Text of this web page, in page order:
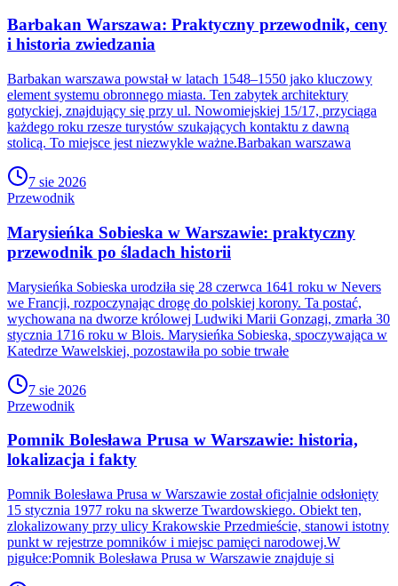
Barbakan Warszawa: Praktyczny przewodnik, ceny
i historia zwiedzania
Barbakan warszawa powstał w latach 1548–1550 jako kluczowy
element systemu obronnego miasta. Ten zabytek architektury
gotyckiej, znajdujący się przy ul. Nowomiejskiej 15/17, przyciąga
każdego roku rzesze turystów szukających kontaktu z dawną
stolicą. To miejsce jest niezwykle ważne.Barbakan warszawa
7 sie 2026
Przewodnik
Marysieńka Sobieska w Warszawie: praktyczny
przewodnik po śladach historii
Marysieńka Sobieska urodziła się 28 czerwca 1641 roku w Nevers
we Francji, rozpoczynając drogę do polskiej korony. Ta postać,
wychowana na dworze królowej Ludwiki Marii Gonzagi, zmarła 30
stycznia 1716 roku w Blois. Marysieńka Sobieska, spoczywająca w
Katedrze Wawelskiej, pozostawiła po sobie trwałe
7 sie 2026
Przewodnik
Pomnik Bolesława Prusa w Warszawie: historia,
lokalizacja i fakty
Pomnik Bolesława Prusa w Warszawie został oficjalnie odsłonięty
15 stycznia 1977 roku na skwerze Twardowskiego. Obiekt ten,
zlokalizowany przy ulicy Krakowskie Przedmieście, stanowi istotny
punkt w rejestrze pomników i miejsc pamięci narodowej.W
pigułce:Pomnik Bolesława Prusa w Warszawie znajduje si